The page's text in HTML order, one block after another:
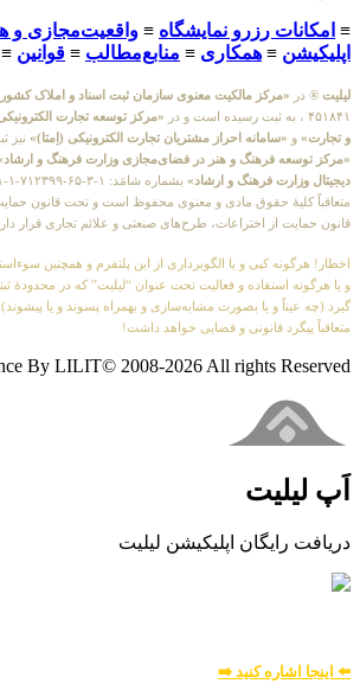
≡ امکانات رزرو نمایشگاه ≡ واقعیت‌مجازی
اپلیکیشن ≡ همکاری ≡ منابع‌مطالب ≡ قوانین ≡
لیلیت ® در «مرکز مالکیت معنوی سازمان ثبت اسناد و املاک
۴۵۱۸۴۱ ، به ثبت رسیده است و در
«مرکز توسعه تجارت
و تجارت» و «سامانه احراز مشتریان تجارت الکترونیکی (اِمتا)» نیز
«مرکز توسعه فرهنگ و هنر در فضای‌مجازی وزارت فرهنگ و
دیجیتال وزارت فرهنگ و ارشاد»
متعاقباً کلیهٔ حقوق مادی و معنوی محفوظ است و تحت قانون
قانون حمایت از اختراعات، طرح‌های صنعتی و علائم تجاری قرار
اخطار! هرگونه کپی و یا الگوبرداری از این پلتفرم و همچنین
و یا هرگونه استفاده و فعالیت تحت عنوان “لیلیت” که در محدودهٔ
گیرد (چه عیناً و یا بصورت مشابه‌سازی و بهمراه پسوند و یا
متعاقباً پیگرد قانونی و قضایی خواهد داشت!
By LILIT© 2008-2026 All rights Reserved
اَپ لیلیت
دریافت رایگان اپلیکیشن لیلیت
⬅️ اینجا اشاره کنید ➡️